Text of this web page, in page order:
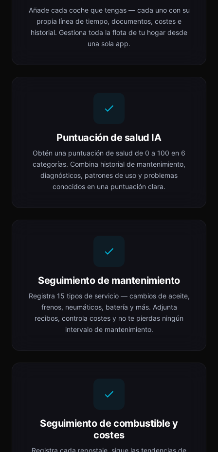
Añade cada coche que tengas — cada uno con su
propia línea de tiempo, documentos, costes e
historial. Gestiona toda la flota de tu hogar desde
una sola app.
Puntuación de salud IA
Obtén una puntuación de salud de 0 a 100 en 6
categorías. Combina historial de mantenimiento,
diagnósticos, patrones de uso y problemas
conocidos en una puntuación clara.
Seguimiento de mantenimiento
Registra 15 tipos de servicio — cambios de aceite,
frenos, neumáticos, batería y más. Adjunta
recibos, controla costes y no te pierdas ningún
intervalo de mantenimiento.
Seguimiento de combustible y
costes
Registra cada repostaje, sigue las tendencias de